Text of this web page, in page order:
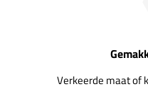
Verkeerde maat of